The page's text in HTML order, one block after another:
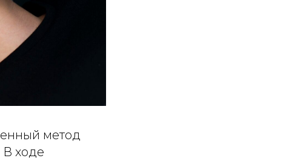
метод
В ходе